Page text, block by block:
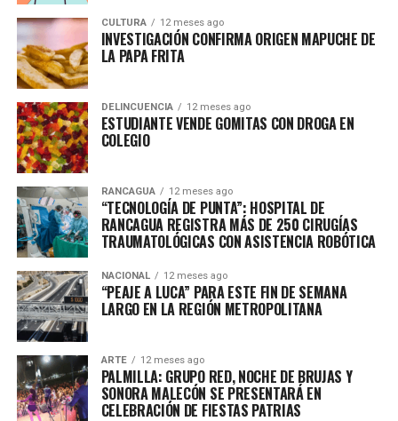
CULTURA 12 meses ago
INVESTIGACIÓN CONFIRMA ORIGEN MAPUCHE DE
LA PAPA FRITA
DELINCUENCIA 12 meses ago
ESTUDIANTE VENDE GOMITAS CON DROGA EN
COLEGIO
RANCAGUA 12 meses ago
“TECNOLOGÍA DE PUNTA”: HOSPITAL DE
RANCAGUA REGISTRA MÁS DE 250 CIRUGÍAS
TRAUMATOLÓGICAS CON ASISTENCIA ROBÓTICA
NACIONAL 12 meses ago
“PEAJE A LUCA” PARA ESTE FIN DE SEMANA
LARGO EN LA REGIÓN METROPOLITANA
ARTE 12 meses ago
PALMILLA: GRUPO RED, NOCHE DE BRUJAS Y
SONORA MALECÓN SE PRESENTARÁ EN
CELEBRACIÓN DE FIESTAS PATRIAS